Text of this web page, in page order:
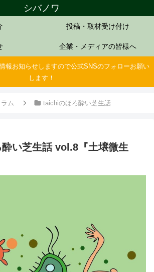
シバノワ
投稿・取材受け付け
企業・メディアの皆様へ
報お知らせしますので公式SNSのフォローお願い
します！
ラム taichiのほろ酔い芝生話
い芝生話 vol.8『土壌微生